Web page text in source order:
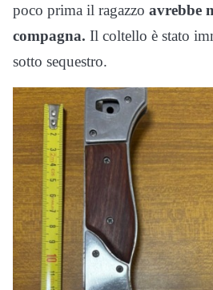
poco prima il ragazzo avrebbe
compagna. Il coltello è stato
sotto sequestro.